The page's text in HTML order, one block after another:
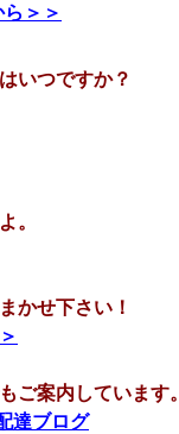
＞＞
いつですか？
。
かせ下さい！
ご案内しています。
達ブログ